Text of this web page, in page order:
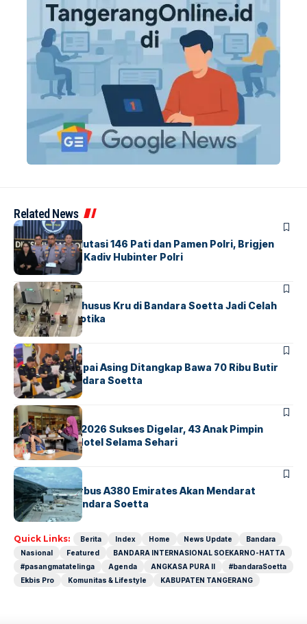
Related News
BERITA
Mabes Polri Mutasi 146 Pati dan Pamen Polri, Brigjen
Untung Jabat Kadiv Hubinter Polri
BANDARABERITA
Ketika Jalur Khusus Kru di Bandara Soetta Jadi Celah
Sindikat Narkotika
BANDARA BERITA
Kopilot Maskapai Asing Ditangkap Bawa 70 Ribu Butir
Ekstasi di Bandara Soetta
BERITAINDEX
GM For A Day 2026 Sukses Digelar, 43 Anak Pimpin
Operasional Hotel Selama Sehari
BANDARA BERITA
8 Agustus, Airbus A380 Emirates Akan Mendarat
Perdana di Bandara Soetta
Quick Links: Berita Index Home News Update
Bandara
Nasional
Featured
BANDARA INTERNASIONAL SOEKARNO-HATTA
#pasangmatatelinga
Agenda ANGKASA PURA II
#bandaraSoetta
Ekbis Pro
Komunitas & Lifestyle KABUPATEN TANGERANG